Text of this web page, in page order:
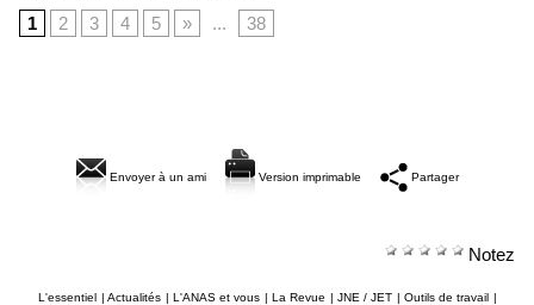
1
2 3 4 5 » ... 38
Envoyer à un ami Version imprimable Partager
Notez
L'essentiel | Actualités | L'ANAS et vous | La Revue | JNE / JET | Outils de travail |